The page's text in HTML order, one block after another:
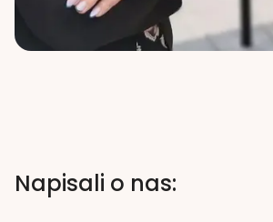
Napisali o nas: